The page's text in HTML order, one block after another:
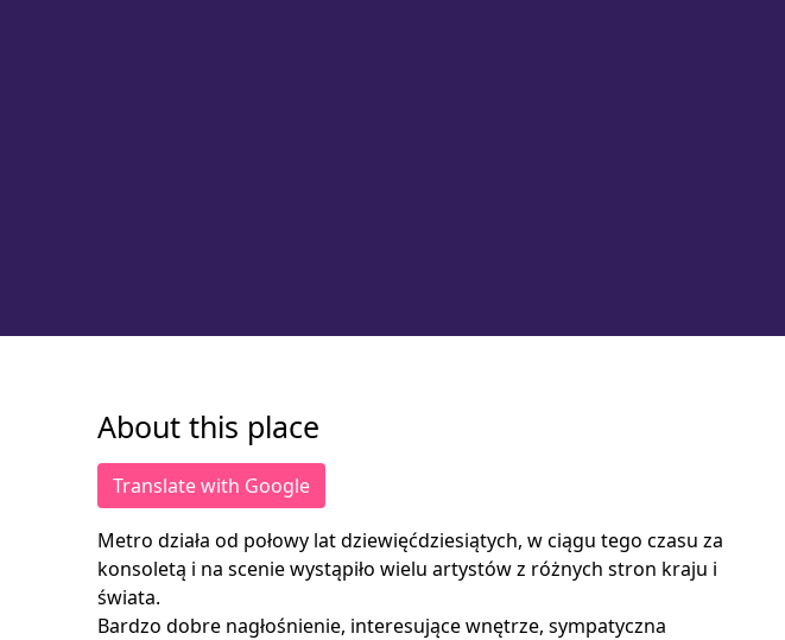
About this place
Translate with Google
Metro działa od połowy lat dziewięćdziesiątych, w ciągu tego czasu za
konsoletą i na scenie wystąpiło wielu artystów z różnych stron kraju i
świata.
Bardzo dobre nagłośnienie, interesujące wnętrze, sympatyczna